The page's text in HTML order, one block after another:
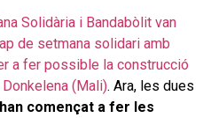
Solidària i Bandabòlit van
de setmana solidari amb
a fer possible la construcció
(Mali). Ara, les dues
començat a fer les